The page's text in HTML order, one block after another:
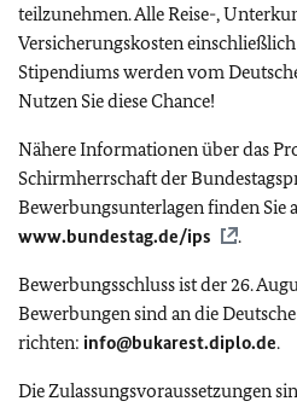
teilzunehmen. Alle Reise-,
Versicherungskosten
Stipendiums werden vom
Nutzen Sie diese Chance!
Nähere Informationen über das
Schirmherrschaft der
Bewerbungsunterlagen finden Sie
www.bundestag.de/ips
.
Bewerbungsschluss ist der 26.
Bewerbungen sind an die
richten: info@bukarest.diplo.de.
Die Zulassungsvoraussetzungen